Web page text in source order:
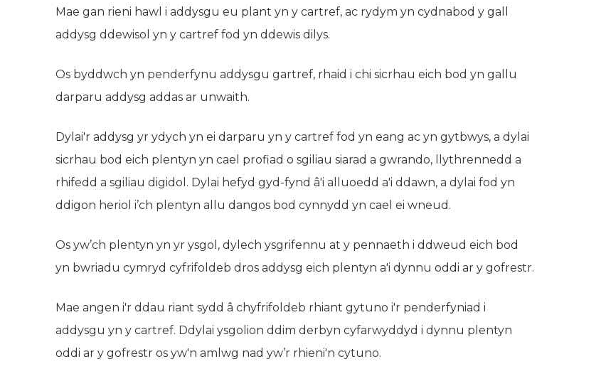
Mae gan rieni hawl i addysgu eu plant yn y cartref, ac rydym yn cydnabod y gall
addysg ddewisol yn y cartref fod yn ddewis dilys.
Os byddwch yn penderfynu addysgu gartref, rhaid i chi sicrhau eich bod yn gallu
darparu addysg addas ar unwaith.
Dylai'r addysg yr ydych yn ei darparu yn y cartref fod yn eang ac yn gytbwys, a dylai
sicrhau bod eich plentyn yn cael profiad o sgiliau siarad a gwrando, llythrennedd a
rhifedd a sgiliau digidol. Dylai hefyd gyd-fynd â'i alluoedd a'i ddawn, a dylai fod yn
ddigon heriol i’ch plentyn allu dangos bod cynnydd yn cael ei wneud.
Os yw’ch plentyn yn yr ysgol, dylech ysgrifennu at y pennaeth i ddweud eich bod
yn bwriadu cymryd cyfrifoldeb dros addysg eich plentyn a'i dynnu oddi ar y gofrestr.
Mae angen i'r ddau riant sydd â chyfrifoldeb rhiant gytuno i'r penderfyniad i
addysgu yn y cartref. Ddylai ysgolion ddim derbyn cyfarwyddyd i dynnu plentyn
oddi ar y gofrestr os yw'n amlwg nad yw’r rhieni'n cytuno.